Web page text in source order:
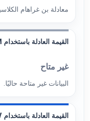
معادلة بن غراهام
القيمة العادلة باستخدام DDM
غير متاح
البيانات غير متاحة حاليًا.
القيمة العادلة باستخدام EPV